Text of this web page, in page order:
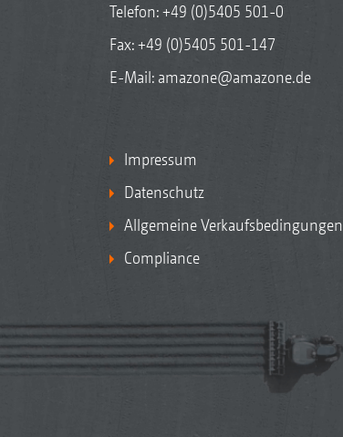
Telefon:+49 (0)5405 501-0
Fax: +49 (0)5405 501-147
E-Mail: amazone@amazone.de
Impressum
Datenschutz
Allgemeine Verkaufsbedingungen
Compliance